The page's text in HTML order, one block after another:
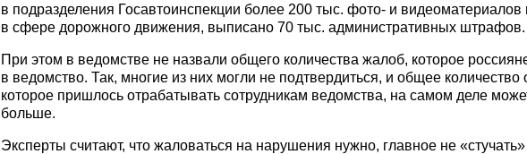
в подразделения Госавтоинспекции более 200 тыс. фото- и
в сфере дорожного движения, выписано 70 тыс. административных штрафов.
При этом в ведомстве не назвали общего количества жалоб, которое
в ведомство. Так, многие из них могли не подтвердиться, и общее
которое пришлось отрабатывать сотрудникам ведомства, на самом деле
больше.
Эксперты считают, что жаловаться на нарушения нужно, главное не